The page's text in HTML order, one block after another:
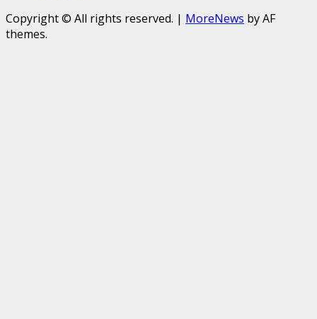
Copyright © All rights reserved. | MoreNews by AF
themes.